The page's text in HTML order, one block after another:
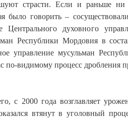
страсти. Если и раньше ни
было говорить –
духовного
Республики Мордовия в
управление мусульман
по-видимому процесс
с 2000 года возглавляет
втянут в уголовный